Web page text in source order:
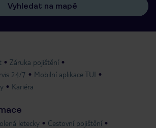
Vyhledat na mapě
Záruka pojištění
24/7
Mobilní aplikace TUI
Kariéra
letecky
Cestovní pojištění